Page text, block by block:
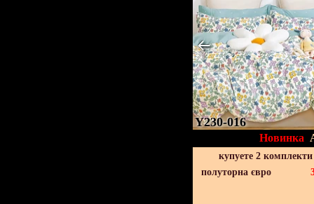
Y230-016
Новинка
купуете 2
полуторна євро